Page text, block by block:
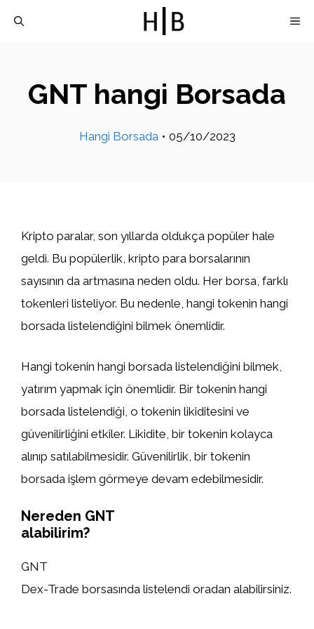
GNT hangi Borsada
Hangi Borsada • 05/10/2023
Kripto paralar, son yıllarda oldukça popüler hale
geldi. Bu popülerlik, kripto para borsalarının
sayısının da artmasına neden oldu. Her borsa, farklı
tokenleri listeliyor. Bu nedenle, hangi tokenin hangi
borsada listelendiğini bilmek önemlidir.
Hangi tokenin hangi borsada listelendiğini bilmek,
yatırım yapmak için önemlidir. Bir tokenin hangi
borsada listelendiği, o tokenin likiditesini ve
güvenilirliğini etkiler. Likidite, bir tokenin kolayca
alınıp satılabilmesidir. Güvenilirlik, bir tokenin
borsada işlem görmeye devam edebilmesidir.
Nereden GNT
alabilirim?
GNT
Dex-Trade borsasında listelendi oradan alabilirsiniz.